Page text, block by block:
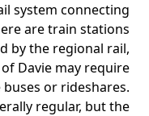
system connecting
are train stations
by the regional rail,
Davie may require
or rideshares.
regular, but the